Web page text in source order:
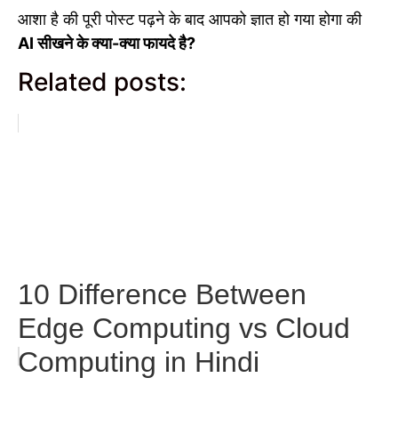
आशा है की पूरी पोस्ट पढ़ने के बाद आपको ज्ञात हो गया होगा की
AI सीखने के क्या-क्या फायदे है?
Related posts:
10 Difference Between
Edge Computing vs Cloud
Computing in Hindi